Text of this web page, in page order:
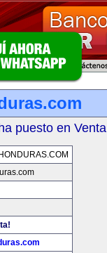
puesto en Venta